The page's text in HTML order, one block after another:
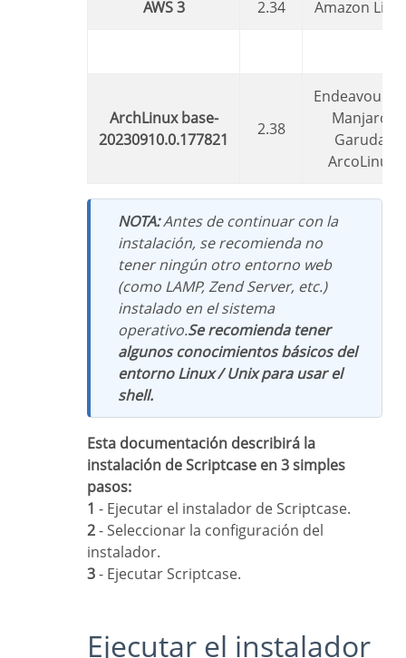
AWS 3 2.34 Amazon
ArchLinux base-
20230910.0.177821
2.38
EndeavourOS,
Manjaro,
Garuda,
ArcoLinux
NOTA:Antes de continuar con la
instalación, se recomienda no
tener ningún otro entorno web
(como LAMP, Zend Server, etc.)
instalado en el sistema
operativo.Se recomienda tener
algunos conocimientos básicos del
entorno Linux / Unix para usar el
shell.
Esta documentación describirá la
instalación de Scriptcase en 3 simples
pasos:
1 - Ejecutar el instalador de Scriptcase.
2- Seleccionar la configuración del
instalador.
3- Ejecutar Scriptcase.
Ejecutar el instalador